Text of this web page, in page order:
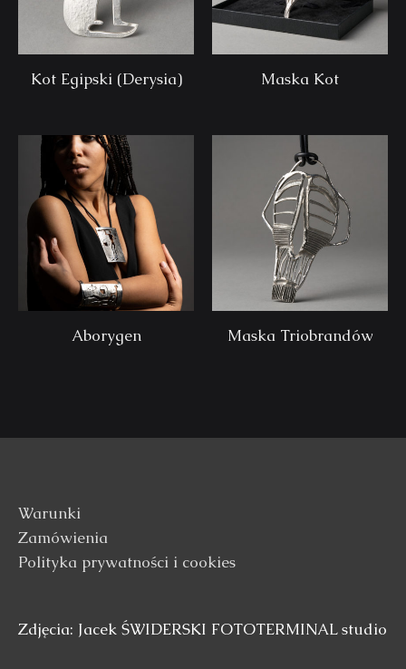
Kot Egipski (Derysia) Maska Kot
Aborygen Maska Triobrandów
Warunki
Zamówienia
Polityka prywatności i cookies
Zdjęcia: Jacek ŚWIDERSKI FOTOTERMINAL studio